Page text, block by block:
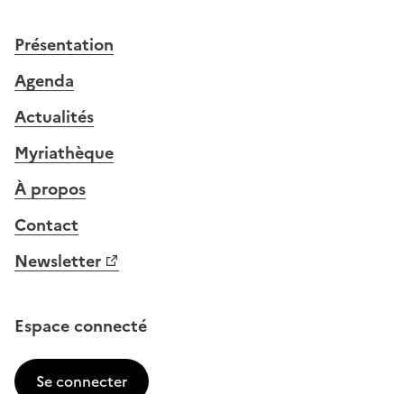
Présentation
Agenda
Actualités
Myriathèque
À propos
Contact
Newsletter
Espace connecté
Se connecter